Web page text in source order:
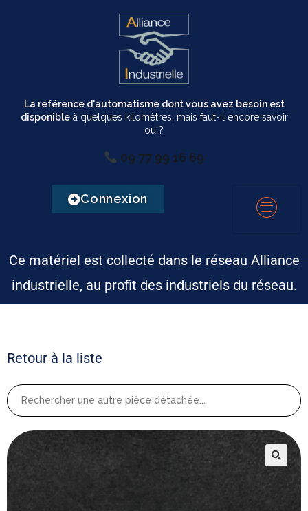
La référence d'automatisme dont vous avez besoin est
disponibleà quelques kilomètres, mais faut-il encore savoir
où ?
09 77 99 16 69
Connexion
Ce matériel est collecté dans le réseau Alliance
industrielle, au profit des industriels du réseau.
Retour à la liste